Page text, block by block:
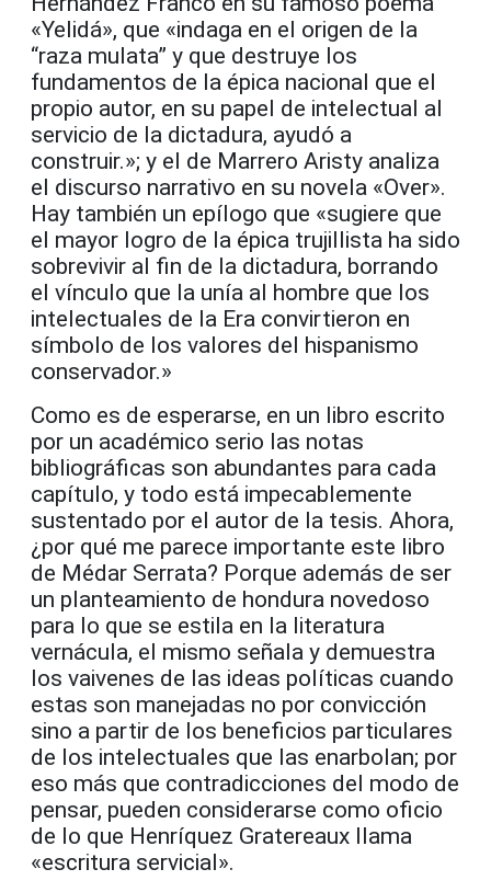
«Yelidá», que «indaga en el origen de la
“raza mulata” y que destruye los
fundamentos de la épica nacional que el
propio autor, en su papel de intelectual al
servicio de la dictadura, ayudó a
construir.»; y el de Marrero Aristy analiza
el discurso narrativo en su novela «Over».
Hay también un epílogo que «sugiere que
el mayor logro de la épica trujillista ha sido
sobrevivir al fin de la dictadura, borrando
el vínculo que la unía al hombre que los
intelectuales de la Era convirtieron en
símbolo de los valores del hispanismo
conservador.»
Como es de esperarse, en un libro escrito
por un académico serio las notas
bibliográficas son abundantes para cada
capítulo, y todo está impecablemente
sustentado por el autor de la tesis. Ahora,
¿por qué me parece importante este libro
de Médar Serrata? Porque además de ser
un planteamiento de hondura novedoso
para lo que se estila en la literatura
vernácula, el mismo señala y demuestra
los vaivenes de las ideas políticas cuando
estas son manejadas no por convicción
sino a partir de los beneficios particulares
de los intelectuales que las enarbolan; por
eso más que contradicciones del modo de
pensar, pueden considerarse como oficio
de lo que Henríquez Gratereaux llama
«escritura servicial».